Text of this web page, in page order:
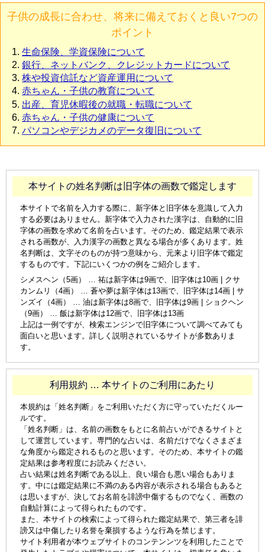
子供の成長に合わせ、将来に備えておくと良い7つの
ポイント
生命保険、学資保険について
銀行、ネットバンク、クレジットカードについて
株や投資信託など資産運用について
赤ちゃん・子供の教育について
出産、育児休暇後の就職・転職について
赤ちゃん・子供の健康について
パソコンやデジカメのデータ復旧について
本サイトの姓名判断は旧字体の画数で鑑定します
本サイトで名前を入力する際に、新字体と旧字体を意識して入力
する必要はありません。新字体で入力された漢字は、自動的に旧
字体の画数を求めて名前を占います。そのため、鑑定結果で表示
される画数が、入力漢字の画数と異なる場合が多くあります。姓
名判断は、文字そのものが持つ意味から、元来より旧字体で鑑定
するものです。下記にいくつかの例をご紹介します。
シメスヘン（5画） … 祐は新字体は9画で、旧字体は10画 | クサ
カンムリ（4画） … 蒼や夢は新字体は13画で、旧字体は14画 | サ
ンズイ（4画） … 油は新字体は8画で、旧字体は9画 | ショクヘン
（9画） … 飯は新字体は12画で、旧字体は13画
上記は一例ですが、検索エンジンで旧字体について調べてみても
面白いと思います。詳しく説明されているサイトが多数ありま
す。
利用規約 … 本サイトのご利用にあたり
本規約は「姓名判断」をご利用いただく方に守っていただくルー
ルです。
「姓名判断」は、名前の画数をもとに名前占いができるサイトと
して運営しています。専門的な占いは、名前だけでなくさまざま
な角度から鑑定されるものと思います。そのため、本サイトの鑑
定結果は参考程度にお読みください。
占い結果は姓名判断である以上、良い場合も悪い場合もありま
す。中には鑑定結果に不満のある内容が表示される場合もあると
は思いますが、決してお名前を誹謗中傷するものでなく、画数の
自動計算によって得られたものです。
また、本サイトの検索によって得られた鑑定結果で、第三者を誹
謗又は中傷したり名誉を棄損するような行為を禁じます。
サイト利用者が本ウェブサイトのコンテンンツを利用したことで